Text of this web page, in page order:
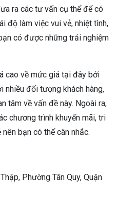
ra các tư vấn cụ thể để có
độ làm việc vui vẻ, nhiệt tình,
có được những trải nghiệm
cao về mức giá tại đây bởi
nhiều đối tượng khách hàng,
tâm về vấn đề này. Ngoài ra,
chương trình khuyến mãi, tri
bạn có thể cân nhắc.
Phường Tân Quy, Quận